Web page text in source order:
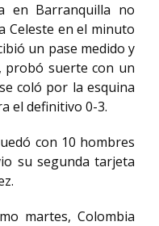
en Barranquilla no
Celeste en el minuto
un pase medido y
probó suerte con un
coló por la esquina
el definitivo 0-3.
con 10 hombres
su segunda tarjeta
martes, Colombia